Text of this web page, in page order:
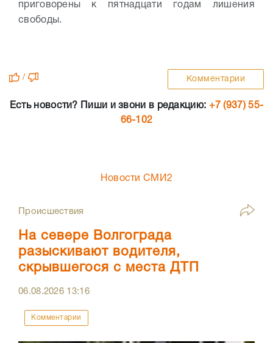
приговорены к пятнадцати годам лишения
свободы.
/ Комментарии
Есть новости? Пиши и звони в редакцию: +7 (937) 55-
66-102
Новости СМИ2
Происшествия
На севере Волгограда
разыскивают водителя,
скрывшегося с места ДТП
06.08.2026 13:16
Комментарии